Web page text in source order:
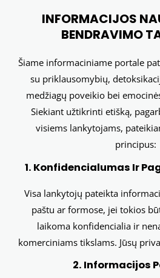
INFORMACIJOS
BENDRAVIMO
Šiame informaciniame portale
su priklausomybių,
medžiagų poveikio bei
Siekiant užtikrinti etišką,
visiems lankytojams,
principus:
1. Konfidencialumas Ir
Visa lankytojų pateikta
paštu ar formose, jei tokios
laikoma konfidencialia ir
komerciniams tikslams. Jūsų
2. Informacijos